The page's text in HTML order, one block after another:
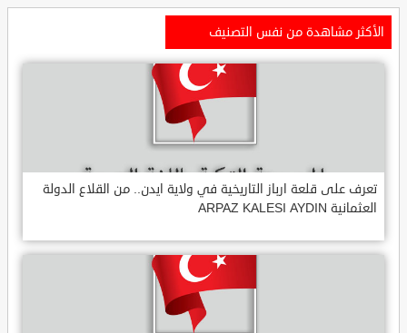
الأكثر مشاهدة من نفس التصنيف
تعرف على قلعة ارباز التاريخية في ولاية ايدن.. من القلاع الدولة
العثمانية ARPAZ KALESI AYDIN